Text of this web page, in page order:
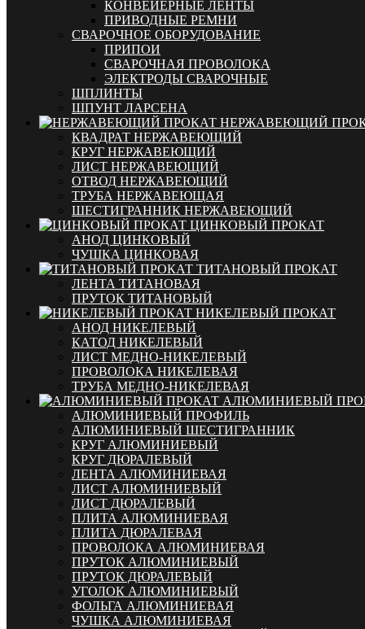
КОНВЕЙЕРНЫЕ ЛЕНТЫ
ПРИВОДНЫЕ РЕМНИ
СВАРОЧНОЕ ОБОРУДОВАНИЕ
ПРИПОИ
СВАРОЧНАЯ ПРОВОЛОКА
ЭЛЕКТРОДЫ СВАРОЧНЫЕ
ШПЛИНТЫ
ШПУНТ ЛАРСЕНА
НЕРЖАВЕЮЩИЙ
КВАДРАТ НЕРЖАВЕЮЩИЙ
КРУГ НЕРЖАВЕЮЩИЙ
ЛИСТ НЕРЖАВЕЮЩИЙ
ОТВОД НЕРЖАВЕЮЩИЙ
ТРУБА НЕРЖАВЕЮЩАЯ
ШЕСТИГРАННИК НЕРЖАВЕЮЩИЙ
ЦИНКОВЫЙ ПРОКАТ
АНОД ЦИНКОВЫЙ
ЧУШКА ЦИНКОВАЯ
ТИТАНОВЫЙ ПРОКАТ
ЛЕНТА ТИТАНОВАЯ
ПРУТОК ТИТАНОВЫЙ
НИКЕЛЕВЫЙ ПРОКАТ
АНОД НИКЕЛЕВЫЙ
КАТОД НИКЕЛЕВЫЙ
ЛИСТ МЕДНО-НИКЕЛЕВЫЙ
ПРОВОЛОКА НИКЕЛЕВАЯ
ТРУБА МЕДНО-НИКЕЛЕВАЯ
АЛЮМИНИЕВЫЙ
АЛЮМИНИЕВЫЙ ПРОФИЛЬ
АЛЮМИНИЕВЫЙ ШЕСТИГРАННИК
КРУГ АЛЮМИНИЕВЫЙ
КРУГ ДЮРАЛЕВЫЙ
ЛЕНТА АЛЮМИНИЕВАЯ
ЛИСТ АЛЮМИНИЕВЫЙ
ЛИСТ ДЮРАЛЕВЫЙ
ПЛИТА АЛЮМИНИЕВАЯ
ПЛИТА ДЮРАЛЕВАЯ
ПРОВОЛОКА АЛЮМИНИЕВАЯ
ПРУТОК АЛЮМИНИЕВЫЙ
ПРУТОК ДЮРАЛЕВЫЙ
УГОЛОК АЛЮМИНИЕВЫЙ
ФОЛЬГА АЛЮМИНИЕВАЯ
ЧУШКА АЛЮМИНИЕВАЯ